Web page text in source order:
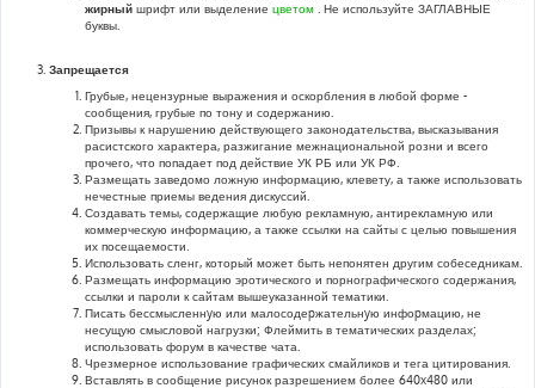
жирный шрифт или выделение цветом . Не используйте ЗАГЛАВНЫЕ
буквы.
Запрещается
Грубые, нецензурные выражения и оскорбления в любой форме -
сообщения, грубые по тону и содержанию.
Призывы к нарушению действующего законодательства, высказывания
расистского характера, разжигание межнациональной розни и всего
прочего, что попадает под действие УК РБ или УК РФ.
Размещать заведомо ложную информацию, клевету, а также использовать
нечестные приемы ведения дискуссий.
Создавать темы, содержащие любую рекламную, антирекламную или
коммерческую информацию, а также ссылки на сайты с целью повышения
их посещаемости.
Использовать сленг, который может быть непонятен другим собеседникам.
Размещать информацию эротического и порнографического содержания,
ссылки и пароли к сайтам вышеуказанной тематики.
Писать бессмысленнyю или малосодеpжательнyю инфоpмацию, не
несущую смысловой нагрузки; Флеймить в тематических разделах;
использовать форум в качестве чата.
Чрезмерное использование графических смайликов и тега цитирования.
Вставлять в сообщение рисунок разрешением более 640x480 или